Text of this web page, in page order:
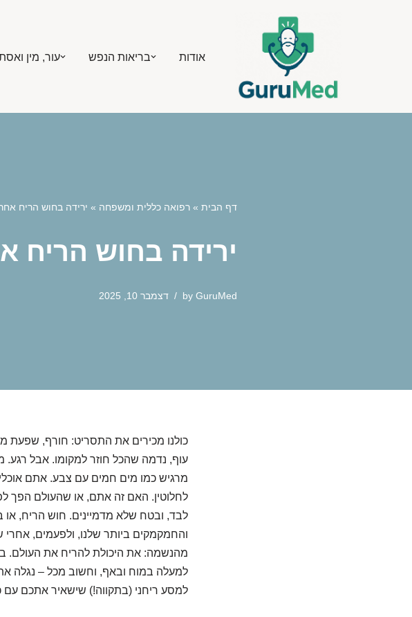
אודות בריאות הנפש עור, מין
דף הבית » רפואה כללית ומשפחה » ירידה בחוש הריח
ירידה בחוש הריח
by GuruMed דצמבר 10, 2025
כולנו מכירים את התסריט: חורף, שפעת
עוף, נדמה שהכל חוזר למקומו. אבל
מרגיש כמו מים חמים עם צבע. אתם
לחלוטין. האם זה אתם, או שהעולם הפך
לבד, ובטח שלא מדמיינים. חוש הריח,
והחמקמקים ביותר שלנו, ולפעמים,
מהנשמה: את היכולת להריח את העולם.
למעלה במוח ובאף, וחשוב מכל – נגלה
למסע ריחני (בתקווה!) שישאיר אתכם עם